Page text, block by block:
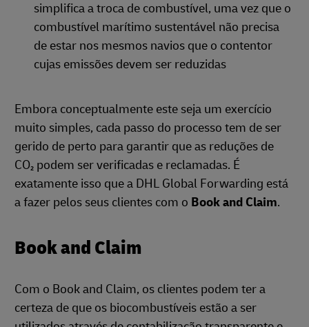
simplifica a troca de combustível, uma vez que o
combustível marítimo sustentável não precisa
de estar nos mesmos navios que o contentor
cujas emissões devem ser reduzidas
Embora conceptualmente este seja um exercício
muito simples, cada passo do processo tem de ser
gerido de perto para garantir que as reduções de
CO₂ podem ser verificadas e reclamadas. É
exatamente isso que a DHL Global Forwarding está
a fazer pelos seus clientes com o Book and Claim.
Book and Claim
Com o Book and Claim, os clientes podem ter a
certeza de que os biocombustíveis estão a ser